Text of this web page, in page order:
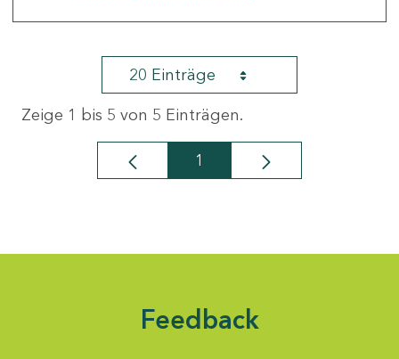
20 Einträge
Zeige 1 bis 5 von 5 Einträgen.
Seite
1
Feedback